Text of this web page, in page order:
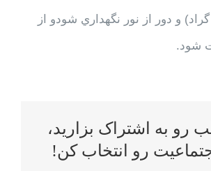
و دور از نور نگهداري شودو از
شود.
رو به اشتراک بزارید،
رو انتخاب کن!